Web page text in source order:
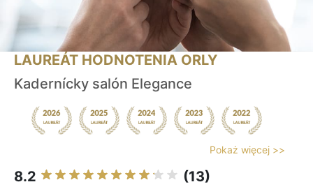
LAUREÁT HODNOTENIA ORLY
Kadernícky salón Elegance
Pokaż więcej >>
8.2 (13)